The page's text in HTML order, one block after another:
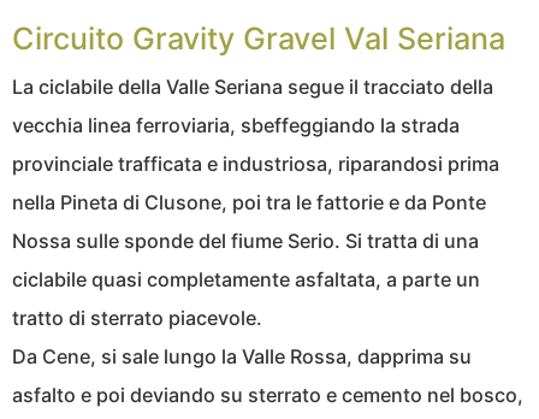
Circuito Gravity Gravel Val Seriana
La ciclabile della Valle Seriana segue il tracciato della
vecchia linea ferroviaria, sbeffeggiando la strada
provinciale trafficata e industriosa, riparandosi prima
nella Pineta di Clusone, poi tra le fattorie e da Ponte
Nossa sulle sponde del fiume Serio. Si tratta di una
ciclabile quasi completamente asfaltata, a parte un
tratto di sterrato piacevole.
Da Cene, si sale lungo la Valle Rossa, dapprima su
asfalto e poi deviando su sterrato e cemento nel bosco,